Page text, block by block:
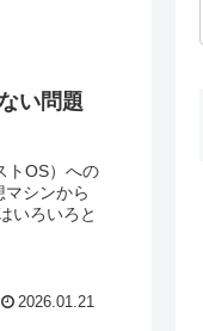
い問題
トOS）への
シンから
いろいろと
2026.01.21